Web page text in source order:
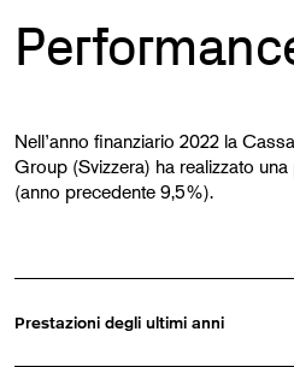
Nell’anno finanziario 2022 la
Group (Svizzera) ha realizzato
(anno precedente 9,5%).
Prestazioni degli ultimi anni